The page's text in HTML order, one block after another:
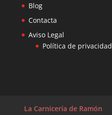
Blog
Contacta
Aviso Legal
Política de privacidad
La Carnicería de Ramón